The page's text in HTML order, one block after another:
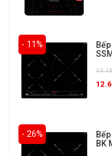
- 11%
- 26%
BK